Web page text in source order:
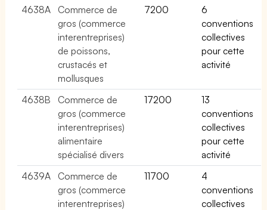
4638A
Commerce de
gros (commerce
interentreprises)
de poissons,
crustacés et
mollusques
7200
6
conventions
collectives
pour cette
activité
4638B
Commerce de
gros (commerce
interentreprises)
alimentaire
spécialisé divers
17200
13
conventions
collectives
pour cette
activité
4639A
Commerce de
gros (commerce
interentreprises)
11700
4
conventions
collectives